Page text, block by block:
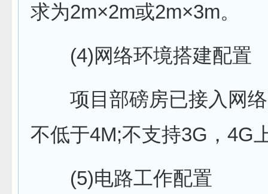
求为2m×2m或2m×3m。
(4)网络环境搭建配置
项目部磅房已接入网络
不低于4M;不支持3G，4G
(5)电路工作配置